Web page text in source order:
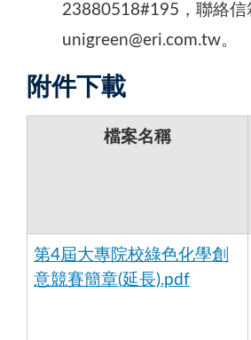
23880518#195，聯絡信
unigreen@eri.com.tw。
附件下載
檔案名稱
第4屆大專院校綠色化學創
意競賽簡章(延長).pdf